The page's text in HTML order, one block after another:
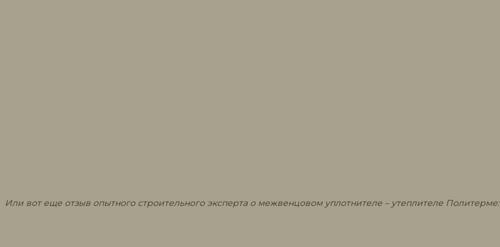
Или вот еще отзыв опытного строительного эксперта о межвенцовом уплотнителе – утеплителе Политерме: